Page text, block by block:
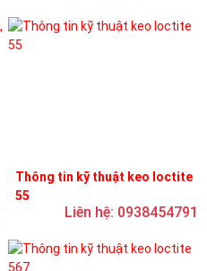
Thông tin kỹ thuật keo loctite
55
Liên hệ: 0938454791